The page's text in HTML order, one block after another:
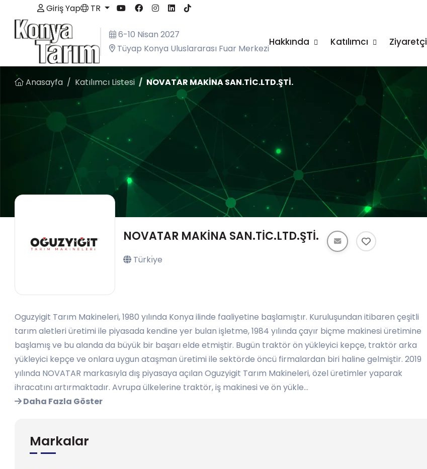
Giriş Yap TR
6-10 Nisan 2027
Tüyap Konya Uluslararası Fuar Merkezi
Hakkında Katılımcı Ziyaretçi
Anasayfa Katılımcı Listesi NOVATAR MAKİNA SAN.TİC.LTD.ŞTİ.
NOVATAR MAKİNA SAN.TİC.LTD.ŞTİ.
Türkı̇ye
Oguzyigit Tarım Makineleri, 1980 yılında Konya ilinde faaliyetine başlamıştır. Kuruluşundan itibaren çeşitli
tarım aletleri üretimi ile piyasada kendine yer bulan işletme, 1984 yılında çayır biçme makinesi üretimine
başlamış ve bu alanda da büyük bir başarı elde etmiştir. Bugün traktör ön yükleyici kepçe, traktör arka
yükleyici kepçe ve onlara uygun ataşman üretimi ile sektörde öncü firmalardan biri haline gelmiştir. 2019
yılında NOVATAR markasıyla dış piyasaya açılan Oguzyigit Tarım Makineleri, özel üretimler yaparak
ihracatını artırmaktadır. Avrupa ülkelerine traktör, iş makinesi ve ön yükle...
Daha Fazla Göster
Markalar